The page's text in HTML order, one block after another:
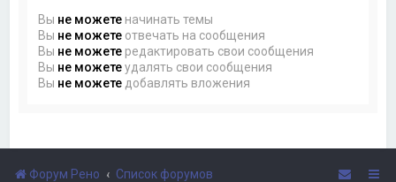
Вы не можете начинать темы
Вы не можете отвечать на сообщения
Вы не можете редактировать свои сообщения
Вы не можетеудалять свои сообщения
Вы не можете добавлять вложения
Форум Рено Список форумов